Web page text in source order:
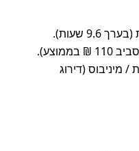
שעות).
/ מיניבוס (דירוג